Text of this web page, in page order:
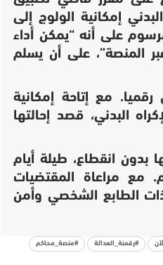
إمكانية الولوج إلى
على أنه “يمكن أداء
المنصة”، على أن يسلم
رقميا. مع إتاحة إمكانية
البدني، قصد إحالتها
انقطاع، طيلة أيام
مع مراعاة المقتضيات
ذات الطابع الشخصي وأمن
#رقمنة_العدالة #منصة_محاكم